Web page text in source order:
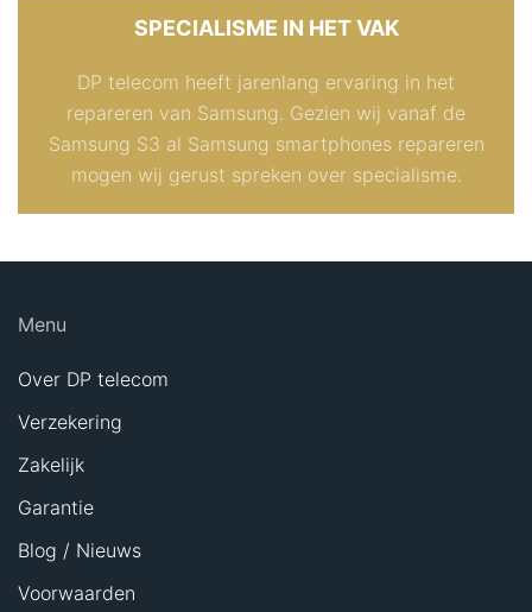
SPECIALISME IN HET VAK
DP telecom heeft jarenlang ervaring in het
repareren van Samsung. Gezien wij vanaf de
Samsung S3 al Samsung smartphones repareren
mogen wij gerust spreken over specialisme.
Menu
Over DP telecom
Verzekering
Zakelijk
Garantie
Blog / Nieuws
Voorwaarden